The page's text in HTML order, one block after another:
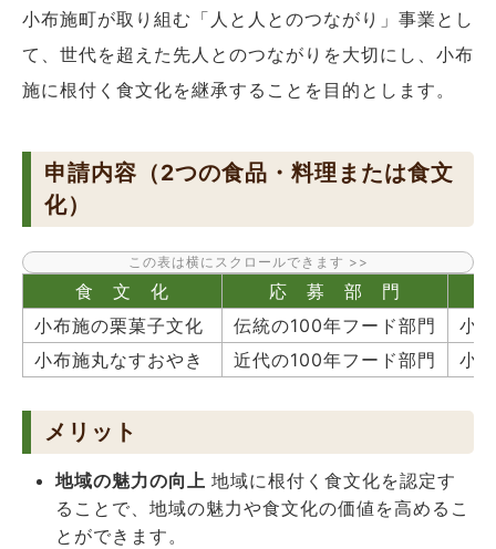
小布施町が取り組む「人と人とのつながり」事業とし
て、世代を超えた先人とのつながりを大切にし、小布
施に根付く食文化を継承することを目的とします。
申請内容（2つの食品・料理または食文
化）
食 文 化
応 募 部 門
小布施の栗菓子文化
伝統の100年フード部門
小
小布施丸なすおやき
近代の100年フード部門 小
メリット
地域の魅力の向上 地域に根付く食文化を認定す
ることで、地域の魅力や食文化の価値を高めるこ
とができます。